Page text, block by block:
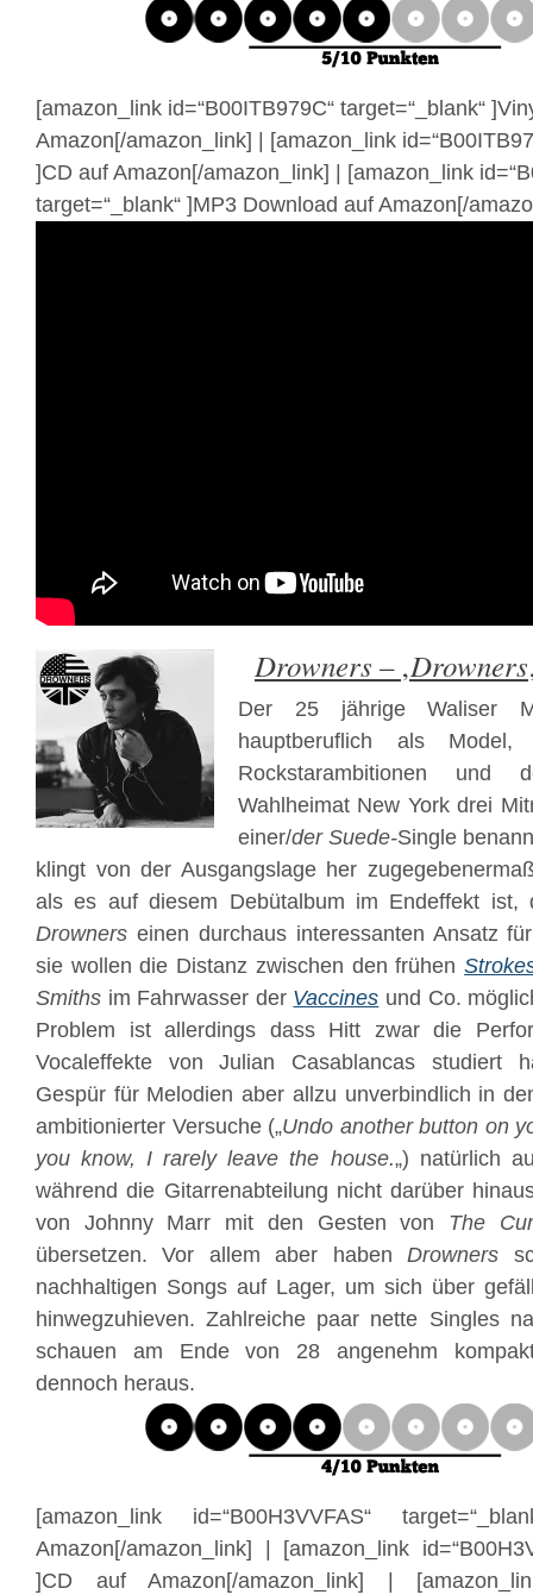
[amazon_link id=“B00ITB979C“ target=“_blank“
Amazon[/amazon_link] | [amazon_link
]CD auf Amazon[/amazon_link] | [amazon_link
target=“_blank“ ]MP3 Download auf Amazon[/
Drowners – ‚Drowners
Der 25 jährige Waliser
hauptberuflich als
Rockstarambitionen und
Wahlheimat New York drei
einer/der Suede-Single
klingt von der Ausgangslage her
als es auf diesem Debütalbum im Endeffekt ist,
Drowners einen durchaus interessanten Ansatz
sie wollen die Distanz zwischen den frühen
Smiths im Fahrwasser der Vaccines und Co.
Problem ist allerdings dass Hitt zwar die
Vocaleffekte von Julian Casablancas studiert
Gespür für Melodien aber allzu unverbindlich in
ambitionierter Versuche („Undo another button on
you know, I rarely leave the house.„) natürlich
während die Gitarrenabteilung nicht darüber
von Johnny Marr mit den Gesten von The
übersetzen. Vor allem aber haben Drowners
nachhaltigen Songs auf Lager, um sich über
hinwegzuhieven. Zahlreiche paar nette Singles
schauen am Ende von 28 angenehm
dennoch heraus.
[amazon_link id=“B00H3VVFAS“
Amazon[/amazon_link] | [amazon_link
]CD auf Amazon[/amazon_link] |